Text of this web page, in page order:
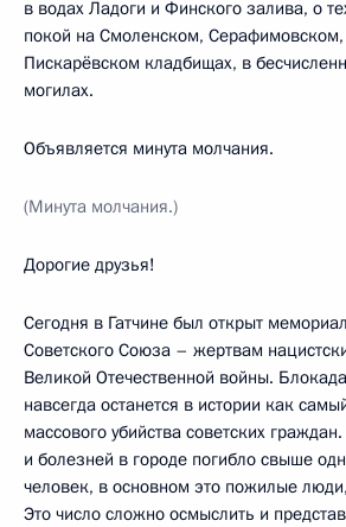
в водах Ладоги и Финского залива, о
покой на Смоленском,
Пискарёвском кладбищах, в
могилах.
Объявляется минута молчания.
(Минута молчания.)
Дорогие друзья!
Сегодня в Гатчине был открыт
Советского Союза – жертвам
Великой Отечественной войны.
навсегда останется в истории как
массового убийства советских
и болезней в городе погибло свыше
человек, в основном это пожилые
Это число сложно осмыслить и